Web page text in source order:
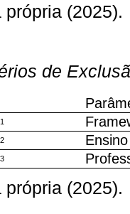
própria (2025).
de
própria (2025).